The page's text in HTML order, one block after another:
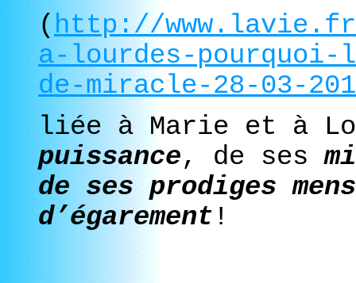
( http://
a-lourdes-
de-miracle-28-03-
liée à Marie et à
puissance, de ses
de ses prodiges
d’égarement !